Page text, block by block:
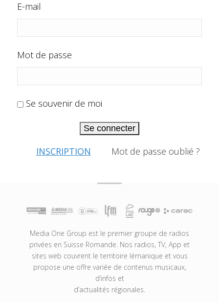
E-mail
Mot de passe
Se souvenir de moi
Se connecter
INSCRIPTION Mot de passe oublié ?
Media One Group est le premier groupe de radios
privées en Suisse Romande. Nos radios, TV, App et
sites web couvrent le territoire lémanique et vous
propose une offre variée de contenus musicaux,
d’infos et
d’actualités régionales.